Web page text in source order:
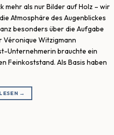
mehr als nur Bilder auf Holz – wir
Atmosphäre des Augenblickes
besonders über die Aufgabe
Witzigmann
Unternehmerin brauchte ein
Feinkoststand. Als Basis haben
→